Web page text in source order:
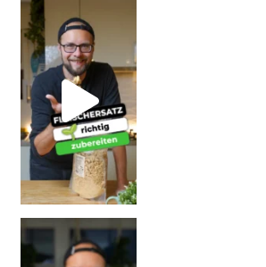
| Rezept
| W